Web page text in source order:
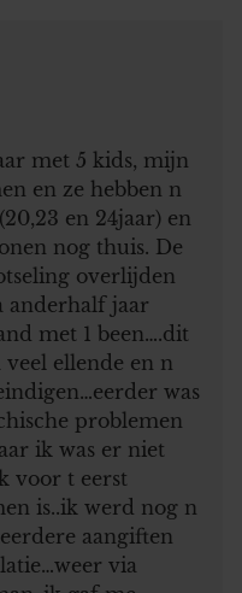
met 5 kids, mijn
en ze hebben n
en 24jaar) en
nog thuis. De
overlijden
anderhalf jaar
met 1 been….dit
ellende en n
was
problemen
ik was er niet
voor t eerst
is..ik werd nog n
aangiften
via